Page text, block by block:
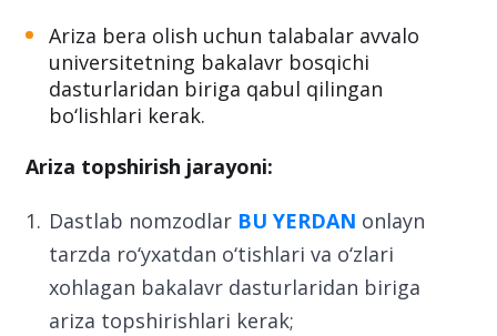
Ariza bera olish uchun talabalar avvalo
universitetning bakalavr bosqichi
dasturlaridan biriga qabul qilingan
bo‘lishlari kerak.
Ariza topshirish jarayoni:
Dastlab nomzodlar BU YERDAN onlayn
tarzda ro‘yxatdan o‘tishlari va o‘zlari
xohlagan bakalavr dasturlaridan biriga
ariza topshirishlari kerak;